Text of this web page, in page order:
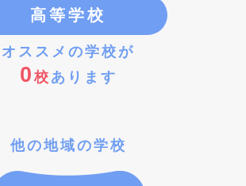
高等学校
オススメの学校が
0 校 あります
他の地域の学校